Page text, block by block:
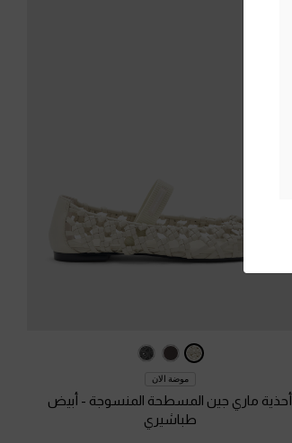
موضة الان
أحذية ماري جين المسطحة المنسوجة - أبيض
طباشيري